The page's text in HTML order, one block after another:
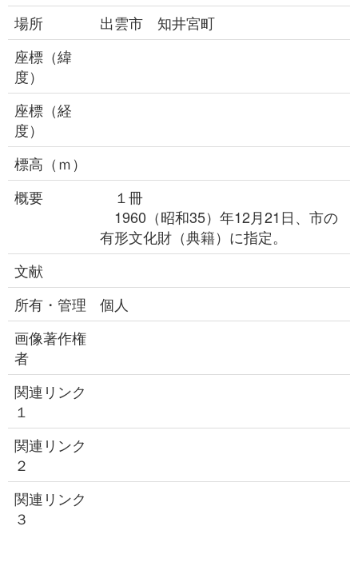
場所
出雲市 知井宮町
座標（緯
度）
座標（経
度）
標高（ｍ）
概要
１冊
1960（昭和35）年12月21日、市の
有形文化財（典籍）に指定。
文献
所有・管理
個人
画像著作権
者
関連リンク
１
関連リンク
２
関連リンク
３